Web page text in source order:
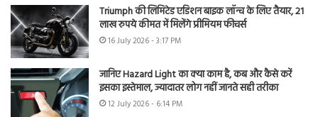
Triumph की लिमिटेड एडिशन बाइक लॉन्च के लिए तैयार, 21
लाख रुपये कीमत में मिलेंगे प्रीमियम फीचर्स
16 July 2026 - 3:17 PM
जानिए Hazard Light का क्या काम है, कब और कैसे करें
इसका इस्तेमाल, ज्यादातर लोग नहीं जानते सही तरीका
12 July 2026 - 6:14 PM